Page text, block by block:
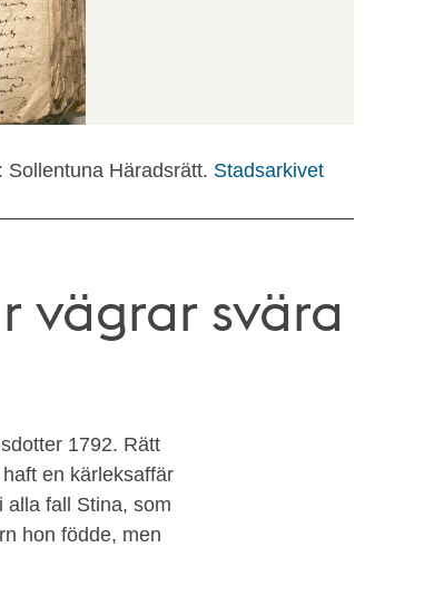
Sollentuna Häradsrätt. Stadsarkivet
vägrar svära
1792. Rätt
en kärleksaffär
alla fall Stina, som
hon födde, men